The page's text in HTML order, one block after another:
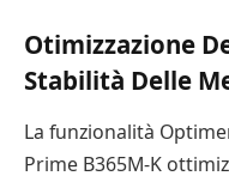
Otimizzazione
Stabilità Delle
La funzionalità
Prime B365M-K